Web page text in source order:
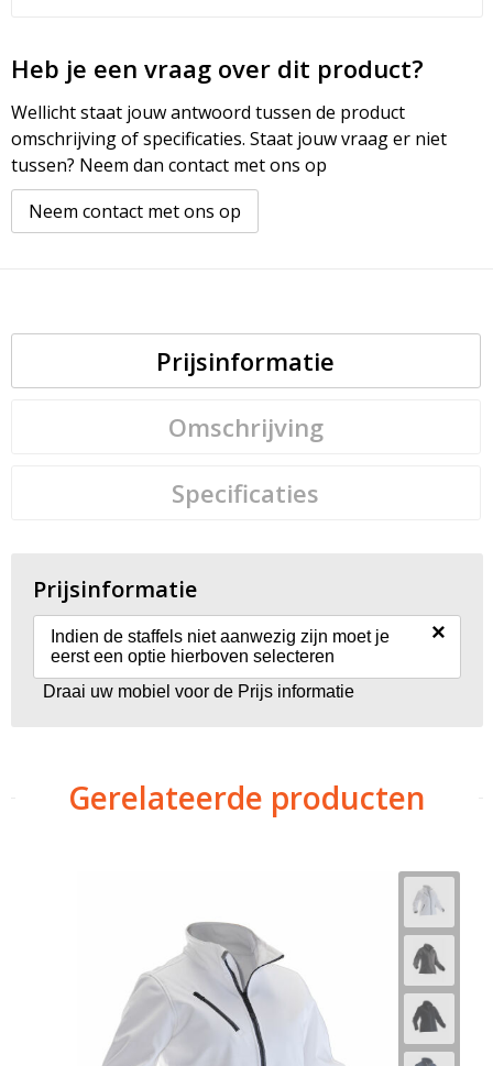
Heb je een vraag over dit product?
Wellicht staat jouw antwoord tussen de product
omschrijving of specificaties. Staat jouw vraag er niet
tussen? Neem dan contact met ons op
Neem contact met ons op
Prijsinformatie
Omschrijving
Specificaties
Prijsinformatie
Indien de staffels niet aanwezig zijn moet je
eerst een optie hierboven selecteren
×
Draai uw mobiel voor de Prijs informatie
Gerelateerde producten